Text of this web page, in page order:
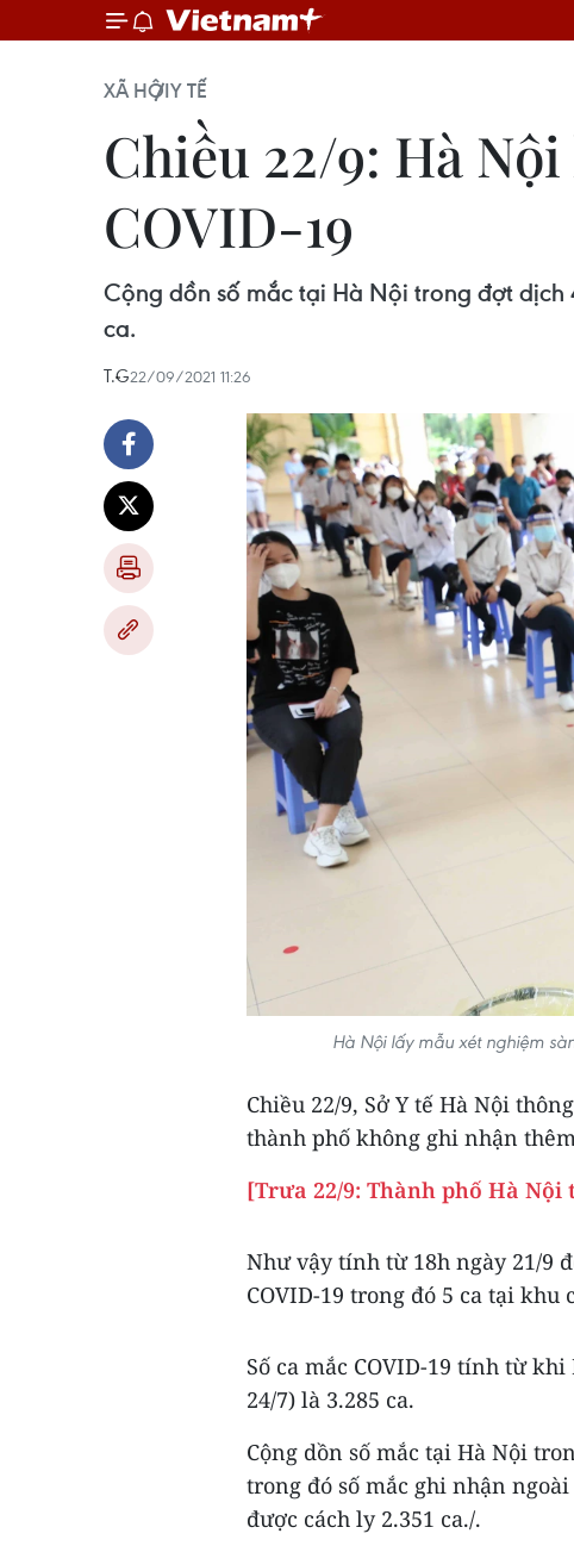
XÃ HỘIY TẾ
Chiều 22/9: Hà
COVID-19
Cộng dồn số mắc tại Hà Nội trong đợt
ca.
T.G22/09/2021 11:26
Hà Nội lấy mẫu xét nghiệm
Chiều 22/9, Sở Y tế Hà Nội
thành phố không ghi nhận
[Trưa 22/9: Thành phố Hà Nội
Như vậy tính từ 18h ngày 21/9
COVID-19 trong đó 5 ca tại khu
Số ca mắc COVID-19 tính từ
24/7) là 3.285 ca.
Cộng dồn số mắc tại Hà Nội
trong đó số mắc ghi nhận
được cách ly 2.351 ca./.